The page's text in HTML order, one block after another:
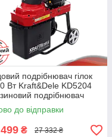
подрібнювач гілок
Вт Kraft&Dele KD5204
подрібнювач
до відправки
₴ 27 332 ₴